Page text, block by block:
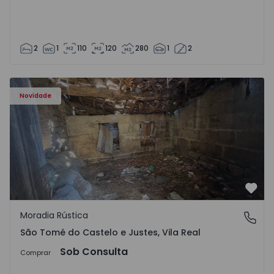
2 1 110 120 280 1 2
Novidade
Moradia Vila Real, São Tomé do Castelo e Justes -
São Tomé do Castelo e Justes, Vila Real
Moradia Rústica
São Tomé do Castelo e Justes, Vila Real
Comprar Sob Consulta